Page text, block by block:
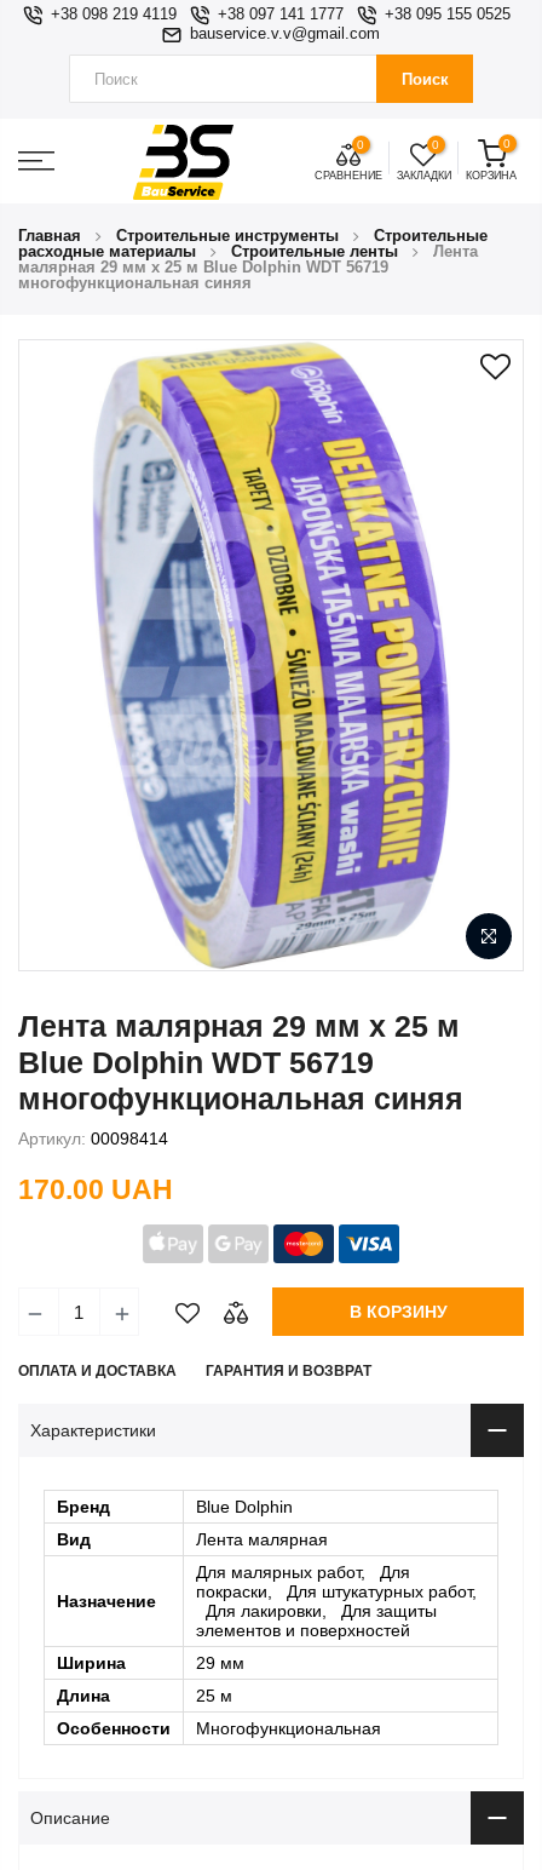
+38 098 219 4119 +38 097 141 1777
+38 095 155 0525
bauservice.v.v@gmail.com
Поиск
0
СРАВНЕНИЕ
0
ЗАКЛАДКИ
0
КОРЗИНА
Главная Строительные инструменты
Строительные
расходные материалы
Строительные ленты
Лента
малярная 29 мм х 25 м Blue Dolphin WDT 56719
многофункциональная синяя
Лента малярная 29 мм х 25 м
Blue Dolphin WDT 56719
многофункциональная синяя
Артикул: 00098414
170.00 UAH
В КОРЗИНУ
ОПЛАТА И ДОСТАВКА ГАРАНТИЯ И ВОЗВРАТ
Характеристики
Бренд
Blue Dolphin
Вид
Лента малярная
Назначение
Для малярных работ, Для
покраски, Для штукатурных работ,
Для лакировки, Для защиты
элементов и поверхностей
Ширина
29 мм
Длина
25 м
Особенности
Многофункциональная
Описание